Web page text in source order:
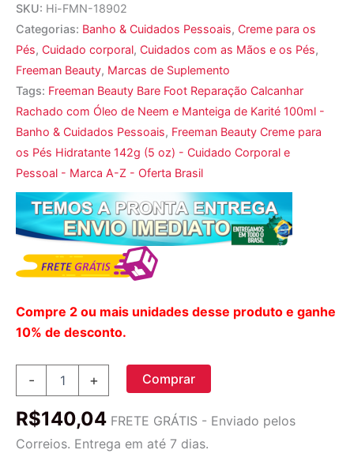
SKU: Hi-FMN-18902
Categorias: Banho & Cuidados Pessoais, Creme para os
Pés, Cuidado corporal, Cuidados com as Mãos e os Pés,
Freeman Beauty, Marcas de Suplemento
Tags: Freeman Beauty Bare Foot Reparação Calcanhar
Rachado com Óleo de Neem e Manteiga de Karité 100ml -
Banho & Cuidados Pessoais, Freeman Beauty Creme para
os Pés Hidratante 142g (5 oz) - Cuidado Corporal e
Pessoal - Marca A-Z - Oferta Brasil
Compre 2 ou mais unidades desse produto e ganhe
10% de desconto.
-
Foot,
Tratamento
+ Comprar
R$140,04 FRETE GRÁTIS - Enviado pelos
Correios. Entrega em até 7 dias.